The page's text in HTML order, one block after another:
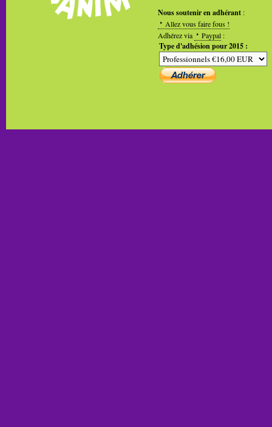
Nous soutenir en adhérant :
Allez vous faire fous !
Adhérez via
Paypal :
Type d'adhésion pour 2015 :